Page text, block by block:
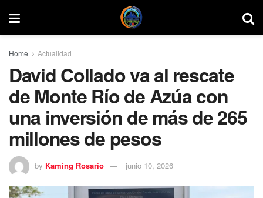
Home Actualidad
David Collado va al rescate
de Monte Río de Azúa con
una inversión de más de 265
millones de pesos
by Kaming Rosario junio 10, 2026